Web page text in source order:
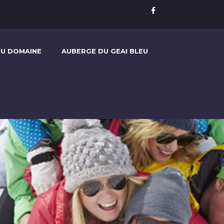
DOMAINE AUBERGE DU GEAI BLEU